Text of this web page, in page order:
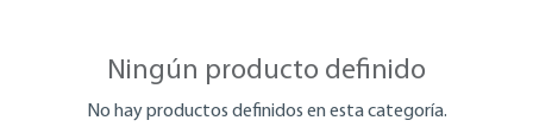
Ningún producto definido
No hay productos definidos en esta categoría.